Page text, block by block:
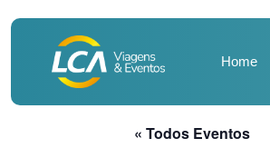
Home
« Todos Eventos